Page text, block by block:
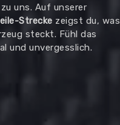
uns. Auf unserer
Strecke zeigst du, was
steckt. Fühl das
und unvergesslich.